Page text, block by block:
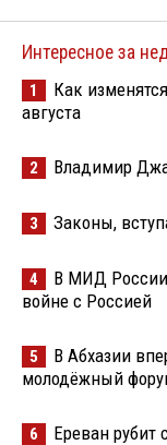
Интересное за
1
Как
августа
2 Владимир
3 Законы,
4
В МИД России
войне с Россией
5
В Абхазии
молодёжный
6 Ереван рубит